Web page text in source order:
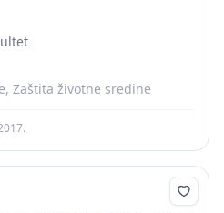
нуклеарних постројења,
Zaštita životne sredine